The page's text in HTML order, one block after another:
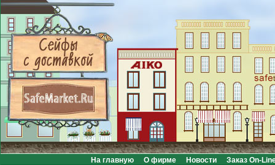
На главную О фирме Новости Заказ On-